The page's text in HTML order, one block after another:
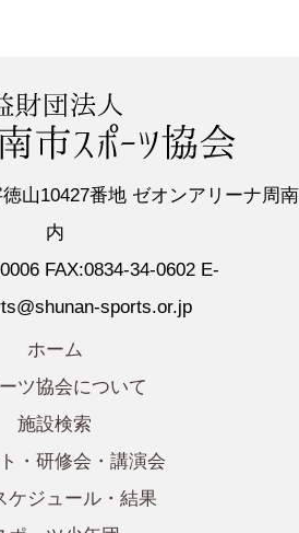
山10427番地 ゼオンアリーナ周南
内
FAX:0834-34-0602 E-
sports.or.jp
ホーム
ツ協会について
施設検索
・研修会・講演会
ケジュール・結果